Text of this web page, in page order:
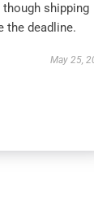
though shipping
the deadline.
May 25,